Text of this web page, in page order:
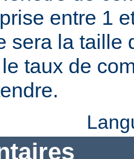
entre 1
sera la taille
taux de